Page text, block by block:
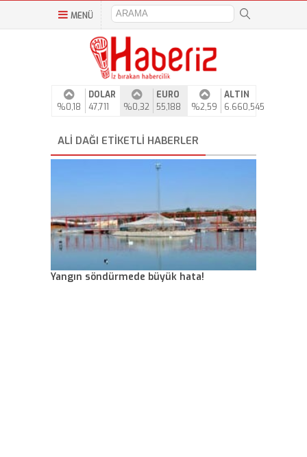
MENÜ
%0,18
DOLAR
47,711
%0,32
EURO
55,188
%2,59
ALTIN
6.660,545
ALI DAĞI ETIKETLI HABERLER
Yangın söndürmede büyük hata!